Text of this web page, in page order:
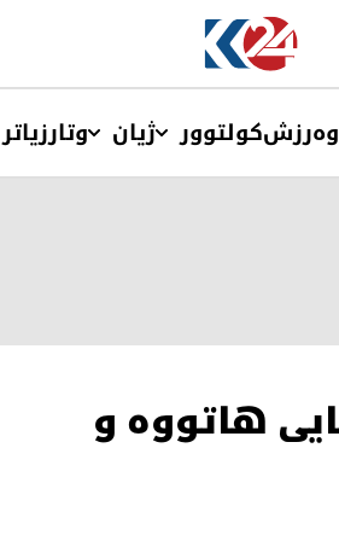
وەرزشکولتوور ژیان وتارزیاتر
هاتووە و